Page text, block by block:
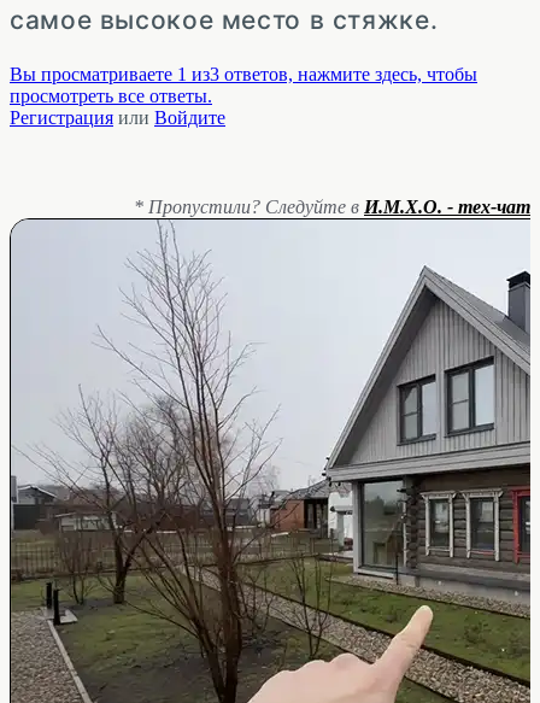
самое высокое место в стяжке.
Вы просматриваете 1 из3 ответов, нажмите здесь, чтобы
просмотреть все ответы.
Регистрация или Войдите
* Пропустили? Следуйте в И.М.Х.О. - тех-чат